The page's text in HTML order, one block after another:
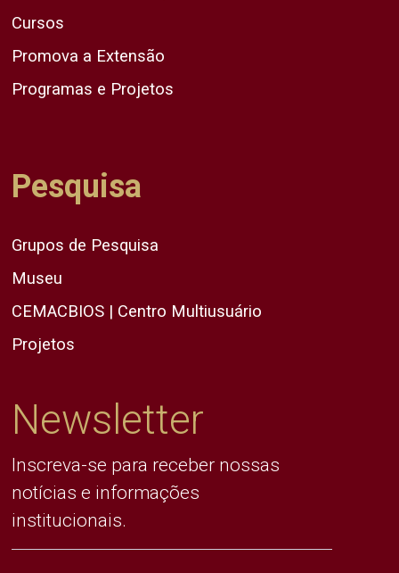
Cursos
Promova a Extensão
Programas e Projetos
Pesquisa
Grupos de Pesquisa
Museu
CEMACBIOS | Centro Multiusuário
Projetos
Newsletter
Inscreva-se para receber nossas
notícias e informações
institucionais.